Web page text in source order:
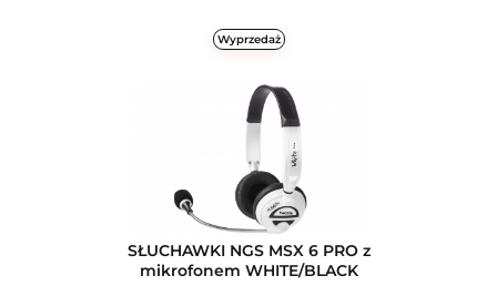
Wyprzedaż
SŁUCHAWKI NGS MSX 6 PRO z
mikrofonem WHITE/BLACK